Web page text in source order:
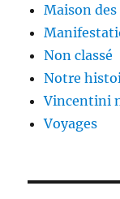
Maison
Non classé
Notre
Vincentini
Voyages